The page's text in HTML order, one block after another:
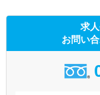
求
お問い